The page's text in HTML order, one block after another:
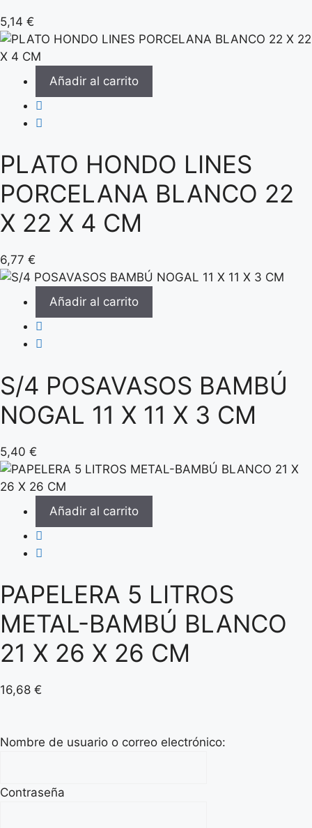
5,14 €
Añadir al carrito
PLATO HONDO LINES
PORCELANA BLANCO 22
X 22 X 4 CM
6,77 €
Añadir al carrito
S/4 POSAVASOS BAMBÚ
NOGAL 11 X 11 X 3 CM
5,40 €
Añadir al carrito
PAPELERA 5 LITROS
METAL-BAMBÚ BLANCO
21 X 26 X 26 CM
16,68 €
Nombre de usuario o correo electrónico:
Contraseña